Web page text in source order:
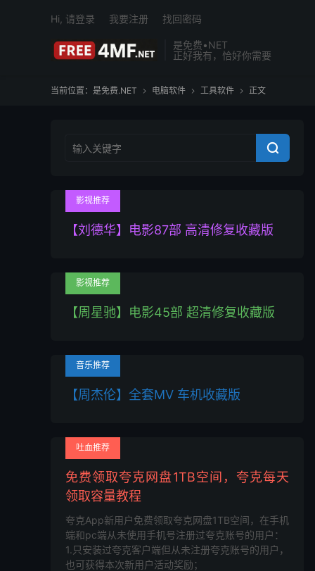
是免费•NET
正好我有，恰好你需要
Hi, 请登录 我要注册 找回密码
当前位置： 是免费.NET  电脑软件  工具软件  正文

影视推荐
【刘德华】电影87部 高清修复收藏版
影视推荐
【周星驰】电影45部 超清修复收藏版
音乐推荐
【周杰伦】全套MV 车机收藏版
吐血推荐
免费领取夸克网盘1TB空间，夸克每天
领取容量教程
夸克App新用户免费领取夸克网盘1TB空间，在手机
端和pc端从未使用手机号注册过夸克账号的用户：
1.只安装过夸克客户端但从未注册夸克账号的用户，
也可获得本次新用户活动奖励；